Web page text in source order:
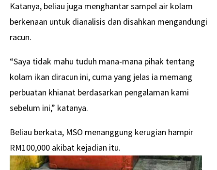
Katanya, beliau juga menghantar sampel air kolam
berkenaan untuk dianalisis dan disahkan mengandungi
racun.
“Saya tidak mahu tuduh mana-mana pihak tentang
kolam ikan diracun ini, cuma yang jelas ia memang
perbuatan khianat berdasarkan pengalaman kami
sebelum ini,” katanya.
Beliau berkata, MSO menanggung kerugian hampir
RM100,000 akibat kejadian itu.